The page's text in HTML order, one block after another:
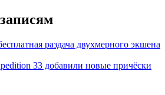
раздача двухмерного экшена
33 добавили новые причёски